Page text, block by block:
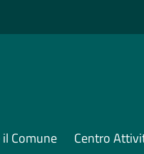
Comune Centro